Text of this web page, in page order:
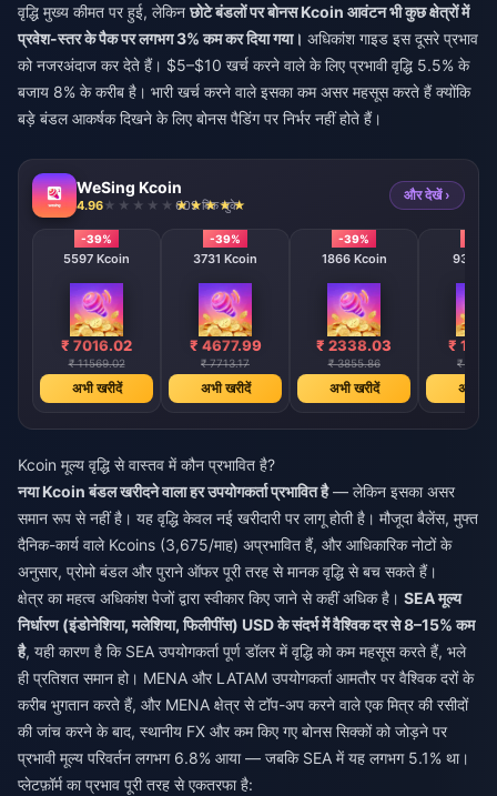
वृद्धि मुख्य कीमत पर हुई, लेकिनछोटे बंडलों पर बोनस Kcoin आवंटन भी कुछ क्षेत्रों में
प्रवेश-स्तर के पैक पर लगभग 3% कम कर दिया गया। अधिकांश गाइड इस दूसरे प्रभाव
को नजरअंदाज कर देते हैं। $5–$10 खर्च करने वाले के लिए प्रभावी वृद्धि 5.5% के
बजाय 8% के करीब है। भारी खर्च करने वाले इसका कम असर महसूस करते हैं क्योंकि
बड़े बंडल आकर्षक दिखने के लिए बोनस पैडिंग पर निर्भर नहीं होते हैं।
WeSing Kcoin
4.96 609 बिक चुके
और देखें ›
-39%
5597 Kcoin
₹ 7016.02
₹ 11569.02
अभी खरीदें
-39%
3731 Kcoin
₹ 4677.99
₹ 7713.17
अभी खरीदें
-39%
1866 Kcoin
₹ 2338.03
₹ 3855.86
अभी खरीदें
933
₹
₹
अभी
Kcoin मूल्य वृद्धि से वास्तव में कौन प्रभावित है?
नया Kcoin बंडल खरीदने वाला हर उपयोगकर्ता प्रभावित है— लेकिन इसका असर
समान रूप से नहीं है। यह वृद्धि केवल नई खरीदारी पर लागू होती है। मौजूदा बैलेंस, मुफ्त
दैनिक-कार्य वाले Kcoins (3,675/माह) अप्रभावित हैं, और आधिकारिक नोटों के
अनुसार, प्रोमो बंडल और पुराने ऑफर पूरी तरह से मानक वृद्धि से बच सकते हैं।
क्षेत्र का महत्व अधिकांश पेजों द्वारा स्वीकार किए जाने से कहीं अधिक है। SEA मूल्य
निर्धारण (इंडोनेशिया, मलेशिया, फिलीपींस) USD के संदर्भ में वैश्विक दर से 8–15% कम
है, यही कारण है कि SEA उपयोगकर्ता पूर्ण डॉलर में वृद्धि को कम महसूस करते हैं, भले
ही प्रतिशत समान हो। MENA और LATAM उपयोगकर्ता आमतौर पर वैश्विक दरों के
करीब भुगतान करते हैं, और MENA क्षेत्र से टॉप-अप करने वाले एक मित्र की रसीदों
की जांच करने के बाद, स्थानीय FX और कम किए गए बोनस सिक्कों को जोड़ने पर
प्रभावी मूल्य परिवर्तन लगभग 6.8% आया — जबकि SEA में यह लगभग 5.1% था।
प्लेटफ़ॉर्म का प्रभाव पूरी तरह से एकतरफा है: